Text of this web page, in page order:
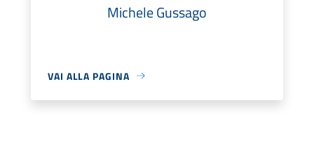
Michele Gussago
VAI ALLA PAGINA